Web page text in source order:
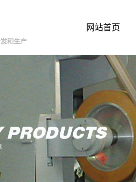
网站首页